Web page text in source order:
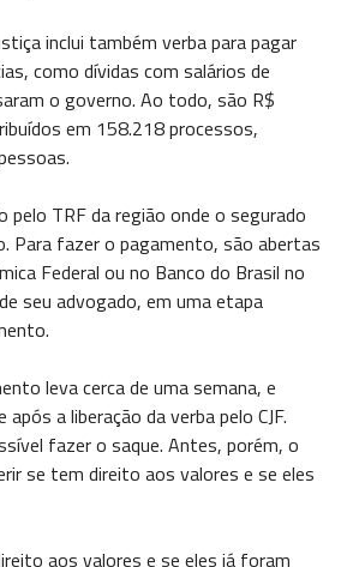
inclui também verba para pagar
como dívidas com salários de
o governo. Ao todo, são R$
em 158.218 processos,
pelo TRF da região onde o segurado
Para fazer o pagamento, são abertas
Federal ou no Banco do Brasil no
seu advogado, em uma etapa
leva cerca de uma semana, e
a liberação da verba pelo CJF.
fazer o saque. Antes, porém, o
se tem direito aos valores e se eles
aos valores e se eles já foram